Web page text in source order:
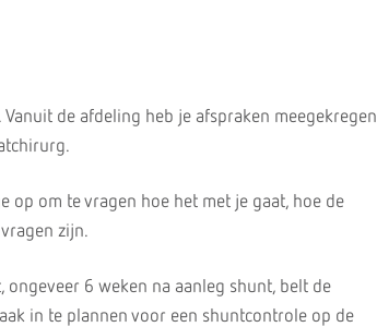
de afdeling heb je afspraken meegekregen
op om te vragen hoe het met je gaat, hoe de
zijn.
6 weken na aanleg shunt, belt de
in te plannen voor een shuntcontrole op de